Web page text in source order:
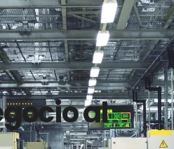
al